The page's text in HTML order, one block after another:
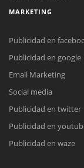
Todos nuestros
MARKETING
Publicidad en
Publicidad en google
Email Marketing
Social media
Publicidad en twitter
Publicidad en
Publicidad en waze